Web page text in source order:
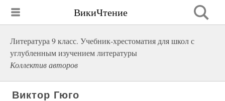
ВикиЧтение
Литература 9 класс. Учебник-хрестоматия для школ с
углубленным изучением литературы
Коллектив авторов
Виктор Гюго